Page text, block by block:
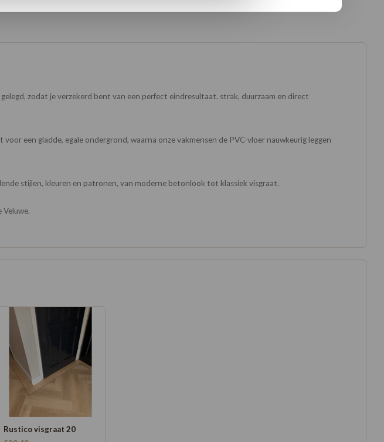
zodat je verzekerd bent van een perfect eindresultaat. strak, duurzaam en direct
een gladde, egale ondergrond, waarna onze vakmensen de PVC-vloer nauwkeurig leggen
stijlen, kleuren en patronen, van moderne betonlook tot klassiek visgraat.
Veluwe.
Rustico visgraat 20